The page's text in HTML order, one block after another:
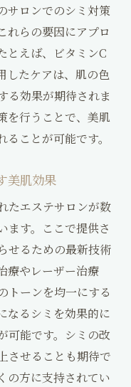
サロンでのシミ対策
れらの要因にアプロ
とえば、ビタミンC
したケアは、肌の色
る効果が期待されま
を行うことで、美肌
ことが可能です。
美肌効果
たエステサロンが数
ます。ここで提供さ
せるための最新技術
療やレーザー治療
トーンを均一にする
なるシミを効果的に
可能です。シミの改
させることも期待で
の方に支持されてい